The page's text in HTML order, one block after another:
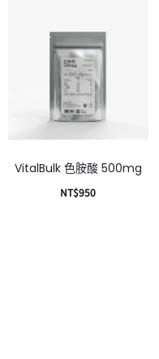
VitalBulk 色胺酸 500mg
NT$950